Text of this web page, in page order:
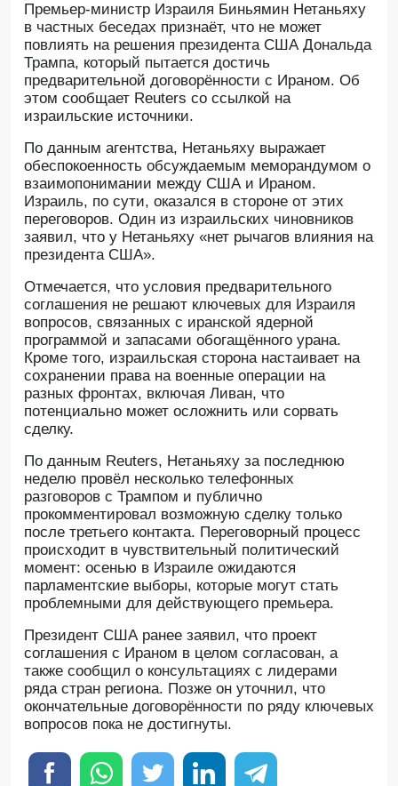
Премьер-министр Израиля Биньямин Нетаньяху
в частных беседах признаёт, что не может
повлиять на решения президента США Дональда
Трампа, который пытается достичь
предварительной договорённости с Ираном. Об
этом сообщает Reuters со ссылкой на
израильские источники.
По данным агентства, Нетаньяху выражает
обеспокоенность обсуждаемым меморандумом о
взаимопонимании между США и Ираном.
Израиль, по сути, оказался в стороне от этих
переговоров. Один из израильских чиновников
заявил, что у Нетаньяху «нет рычагов влияния на
президента США».
Отмечается, что условия предварительного
соглашения не решают ключевых для Израиля
вопросов, связанных с иранской ядерной
программой и запасами обогащённого урана.
Кроме того, израильская сторона настаивает на
сохранении права на военные операции на
разных фронтах, включая Ливан, что
потенциально может осложнить или сорвать
сделку.
По данным Reuters, Нетаньяху за последнюю
неделю провёл несколько телефонных
разговоров с Трампом и публично
прокомментировал возможную сделку только
после третьего контакта. Переговорный процесс
происходит в чувствительный политический
момент: осенью в Израиле ожидаются
парламентские выборы, которые могут стать
проблемными для действующего премьера.
Президент США ранее заявил, что проект
соглашения с Ираном в целом согласован, а
также сообщил о консультациях с лидерами
ряда стран региона. Позже он уточнил, что
окончательные договорённости по ряду ключевых
вопросов пока не достигнуты.